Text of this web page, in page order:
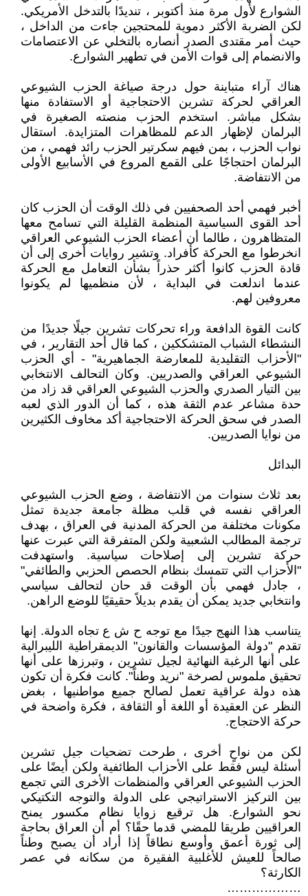
الشوارع لأول مرة منذ أكتوبر ، تنديدًا بالتدخل الأمريكي.
لكن الضربة الأكثر دموية للمحتجين جاءت من الداخل ،
حيث أمر مقتدى الصدر أنصاره بالتخلي عن الاعتصامات
والانضمام إلى قوات الأمن في تطهير الشوارع.
هناك آراء متباينة حول درجة صياغة الحزب الشيوعي
العراقي لحركة تشرين الاحتجاجية أو الاستفادة منها
بشكل مباشر. استخدم الحزب منصته الصغيرة في
البرلمان لإظهار الدعم للمظاهرات المتزايدة. استقال
نواب الحزب ، بمن فيهم سكرتير الحزب رائد فهمي ، من
البرلمان احتجاجًا على القمع المروع في الأسابيع الأولى
من الانتفاضة.
أخبر فهمي أحد الصحفيين في ذلك الوقت أن الحزب كان
أحد القوى السياسية المنظمة القليلة التي تسامح معها
المتظاهرون ، طالما أن أعضاء الحزب الشيوعي العراقي
انخرطوا مع الحركة كأفراد. وتشير روايات أخرى إلى أن
قادة الحزب كانوا أكثر حذراً بشأن التعامل مع الحركة
عندما اندلعت في البداية ، لأن منظميها لم يكونوا
معروفين لهم.
كانت القوة الدافعة وراء تحركات تشرين جيلًا جديدًا من
النشطاء الشباب المتشككين ، كما قال أحد التقارير ، في
"الأحزاب التقليدية للمعارضة الجماهيرية" - أي الحزب
الشيوعي العراقي والصدريين. وكان التحالف الانتخابي
بين التيار الصدري والحزب الشيوعي العراقي قد زاد من
حدة مشاعر عدم الثقة هذه ، كما أن الدور الذي لعبه
الصدر في سحق الحركة الاحتجاجية أكد مخاوف الكثيرين
من نوايا الصدريين.
البدائل
بعد ثلاث سنوات من الانتفاضة ، وضع الحزب الشيوعي
العراقي نفسه في قلب مظلة جامعة جديدة تمثل
مكونات مختلفة من الحركة المدنية في العراق ، بهدف
ترجمة المطالب الشعبية ولكن المتفرقة التي عبرت عنها
حركة تشرين إلى إصلاحات سياسية. واستهدفت
"الأحزاب التي تتمسك بنظام الحصص الحزبي والطائفي"
، جادل فهمي بأن الوقت قد حان لتحالف سياسي
وانتخابي جديد يمكن أن يقدم بديلاً حقيقيًا للوضع الراهن.
يتناسب هذا النهج جيدًا مع توجه ح ش ع تجاه الدولة. إنها
تقدم "دولة المؤسسات والقانون" الديمقراطية الليبرالية
على أنها الرغبة النهائية لجيل تشرين ، وتبرزها على أنها
تحقيق ملموس لصرخة "نريد وطناً". كانت فكرة أن تكون
هذه دولة عراقية تعمل لصالح جميع مواطنيها ، بغض
النظر عن العقيدة أو اللغة أو الثقافة ، فكرة واضحة في
حركة الاحتجاج.
لكن من نواحٍ أخرى ، طرحت تضحيات جيل تشرين
أسئلة ليس فقط على الأحزاب الطائفية ولكن أيضًا على
الحزب الشيوعي العراقي والمنظمات الأخرى التي تجمع
بين التركيز الاستراتيجي على الدولة والتوجه التكتيكي
نحو الشوارع. هل ترقيع زوايا نظام مكسور يمنح
العراقيين طريقا للمضي قدما حقًا؟ أم أن العراق بحاجة
إلى ثورة أعمق وأوسع نطاقاً إذا أراد أن يصبح وطناً
صالحاً للعيش للأغلبية الفقيرة من سكانه في عصر
الكارثة؟
………………